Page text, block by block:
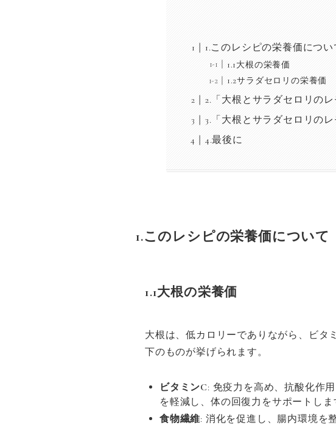
1.このレシピの栄養価につい
1.1大根の栄養価
1.2サラダセロリの栄養価
2.「大根とサラダセロリの
3.「大根とサラダセロリの
4.最後に
1.このレシピの栄養価について
1.1大根の栄養価
大根は、低カロリーでありながら、ビタ
下のものが挙げられます。
ビタミンC: 免疫力を高め、抗酸化作
を軽減し、体の回復力をサポートしま
食物繊維: 消化を促進し、腸内環境を